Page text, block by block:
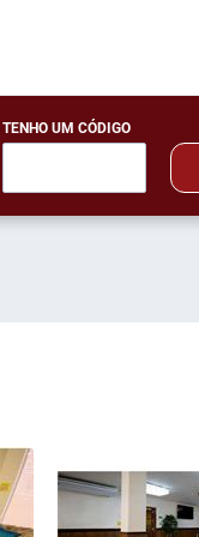
TENHO UM CÓDIGO